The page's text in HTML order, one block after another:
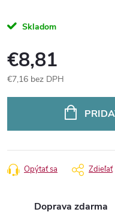
Skladom
€8,81
€7,16 bez DPH
Opýtať sa Zdieľať
Doprava zdarma